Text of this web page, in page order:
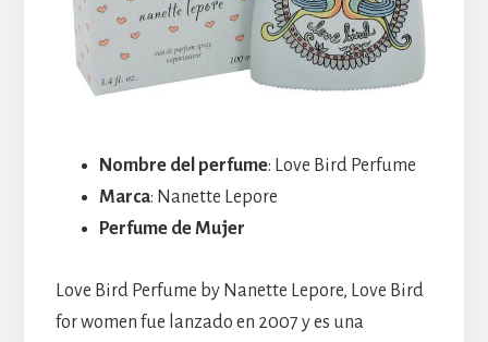
Nombre del perfume: Love Bird Perfume
Marca: Nanette Lepore
Perfume de Mujer
Love Bird Perfume by Nanette Lepore, Love Bird
for women fue lanzado en 2007 y es una